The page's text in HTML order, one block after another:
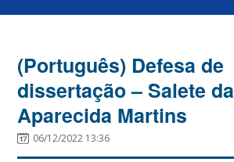
(Português) Defesa de
dissertação – Salete da
Aparecida Martins
06/12/2022 13:36